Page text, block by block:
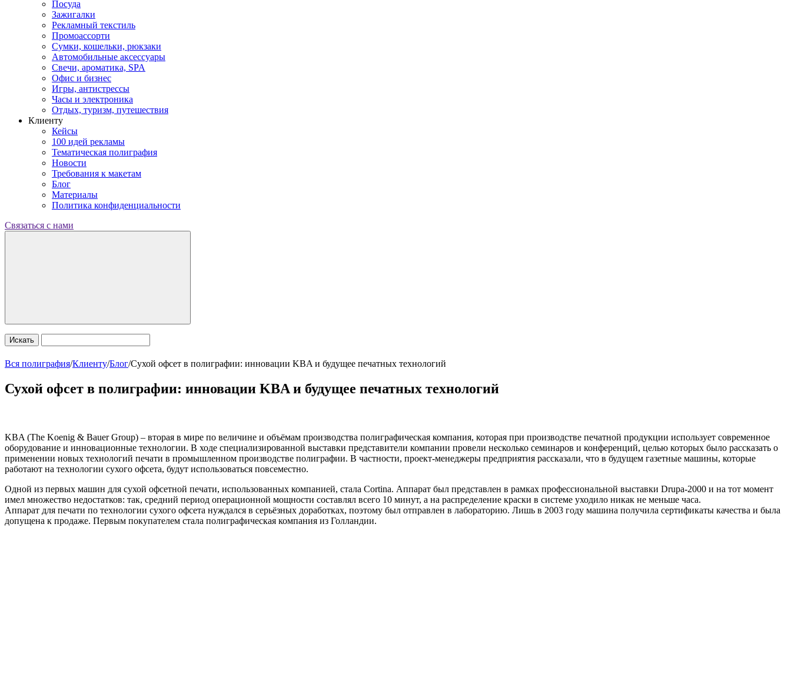
Посуда
Зажигалки
Рекламный текстиль
Промоассорти
Сумки, кошельки, рюкзаки
Автомобильные аксессуары
Свечи, ароматика, SPA
Офис и бизнес
Игры, антистрессы
Часы и электроника
Отдых, туризм, путешествия
Клиенту
Кейсы
100 идей рекламы
Тематическая полиграфия
Новости
Требования к макетам
Блог
Материалы
Политика конфиденциальности
Связаться с нами
Искать
Вся полиграфия/Клиенту/Блог/Сухой офсет в полиграфии: инновации KBA и будущее печатных технологий
Сухой офсет в полиграфии: инновации KBA и будущее печатных технологий
KBA (The Koenig & Bauer Group) – вторая в мире по величине и объёмам производства полиграфическая компания, которая при производстве печатной продукции использует современное
оборудование и инновационные технологии. В ходе специализированной выставки представители компании провели несколько семинаров и конференций, целью которых было рассказать о
применении новых технологий печати в промышленном производстве полиграфии. В частности, проект-менеджеры предприятия рассказали, что в будущем газетные машины, которые
работают на технологии сухого офсета, будут использоваться повсеместно.
Одной из первых машин для сухой офсетной печати, использованных компанией, стала Cortina. Аппарат был представлен в рамках профессиональной выставки Drupa-2000 и на тот момент
имел множество недостатков: так, средний период операционной мощности составлял всего 10 минут, а на распределение краски в системе уходило никак не меньше часа.
Аппарат для печати по технологии сухого офсета нуждался в серьёзных доработках, поэтому был отправлен в лабораторию. Лишь в 2003 году машина получила сертификаты качества и была
допущена к продаже. Первым покупателем стала полиграфическая компания из Голландии.